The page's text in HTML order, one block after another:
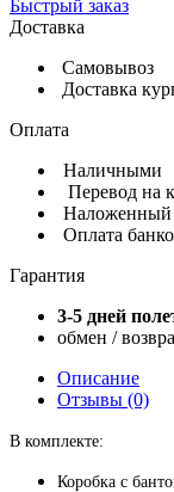
Быстрый заказ
Доставка
Самовывоз
Доставка
Оплата
Наличными
Перевод на
Наложенный
Оплата
Гарантия
3-5 дней
обмен /
Описание
Отзывы (0)
В комплекте:
Коробка с